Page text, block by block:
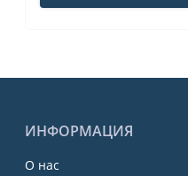
ИНФОРМАЦИЯ
О нас